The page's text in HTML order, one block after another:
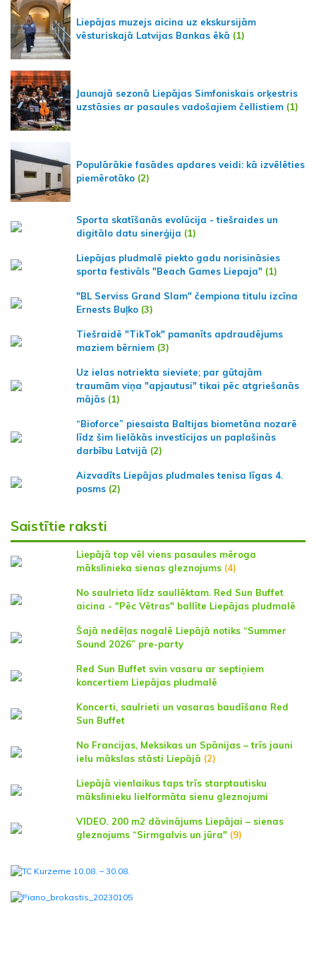
Liepājas muzejs aicina uz ekskursijām
vēsturiskajā Latvijas Bankas ēkā (1)
Jaunajā sezonā Liepājas Simfoniskais orķestris
uzstāsies ar pasaules vadošajiem čellistiem (1)
Populārākie fasādes apdares veidi: kā izvēlēties
piemērotāko (2)
Sporta skatīšanās evolūcija - tiešraides un
digitālo datu sinerģija (1)
Liepājas pludmalē piekto gadu norisināsies
sporta festivāls "Beach Games Liepaja" (1)
"BL Serviss Grand Slam" čempiona titulu izcīna
Ernests Buļko (3)
Tiešraidē "TikTok" pamanīts apdraudējums
maziem bērniem (3)
Uz ielas notriekta sieviete; par gūtajām
traumām viņa "apjautusi" tikai pēc atgriešanās
mājās (1)
“Bioforce” piesaista Baltijas biometāna nozarē
līdz šim lielākās investīcijas un paplašinās
darbību Latvijā (2)
Aizvadīts Liepājas pludmales tenisa līgas 4.
posms (2)
Saistītie raksti
Liepājā top vēl viens pasaules mēroga
mākslinieka sienas gleznojums (4)
No saulrieta līdz saullēktam. Red Sun Buffet
aicina - "Pēc Vētras" ballīte Liepājas pludmalē
Šajā nedēļas nogalē Liepājā notiks “Summer
Sound 2026” pre-party
Red Sun Buffet svin vasaru ar septiņiem
koncertiem Liepājas pludmalē
Koncerti, saulrieti un vasaras baudīšana Red
Sun Buffet
No Francijas, Meksikas un Spānijas – trīs jauni
ielu mākslas stāsti Liepājā (2)
Liepājā vienlaikus taps trīs starptautisku
mākslinieku lielformāta sienu gleznojumi
VIDEO. 200 m2 dāvinājums Liepājai – sienas
gleznojums “Sirmgalvis un jūra" (9)